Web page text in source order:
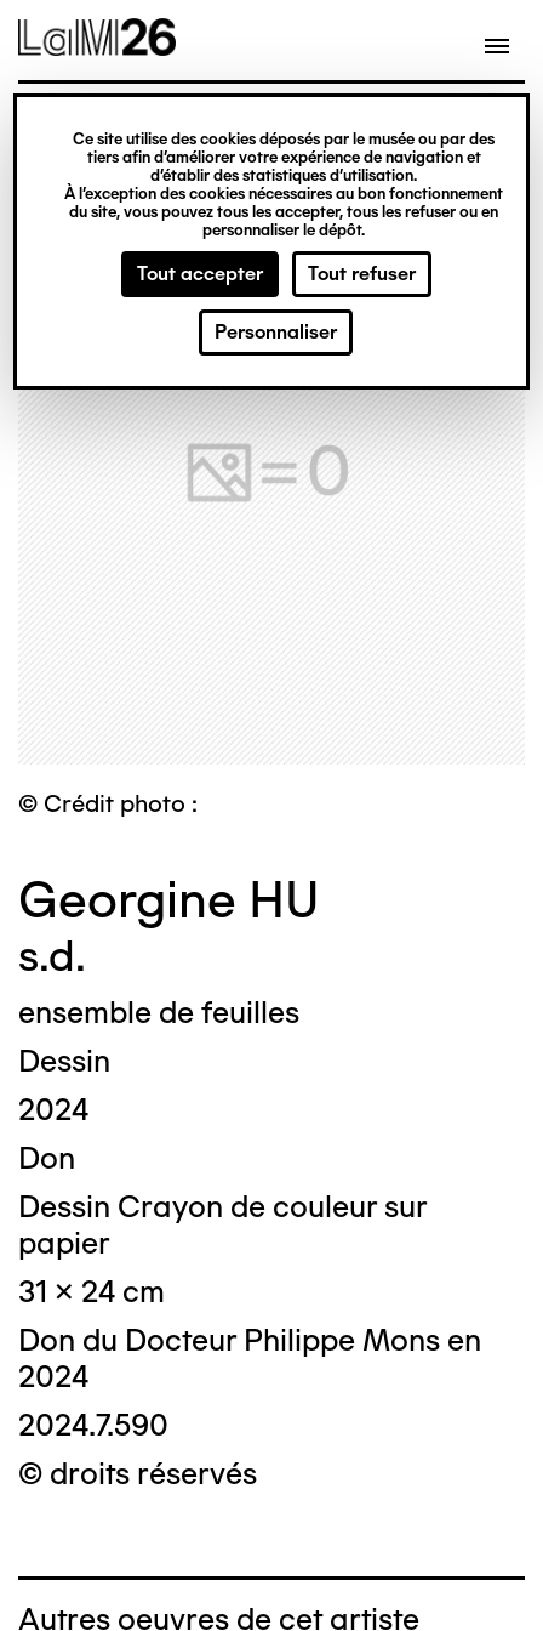
Gestion des cookies
Ce site utilise des cookies déposés par le musée ou par des
tiers afin d’améliorer votre expérience de navigation et
d’établir des statistiques d’utilisation.
À l’exception des cookies nécessaires au bon fonctionnement
du site, vous pouvez tous les accepter, tous les refuser ou en
personnaliser le dépôt.
Tout accepter Tout refuser
Personnaliser
contenu
© Crédit photo :
Georgine HU
s.d.
ensemble de feuilles
Dessin
2024
Don
Dessin Crayon de couleur sur
papier
31 x 24 cm
Don du Docteur Philippe Mons en
2024
2024.7.590
© droits réservés
Autres oeuvres de cet artiste